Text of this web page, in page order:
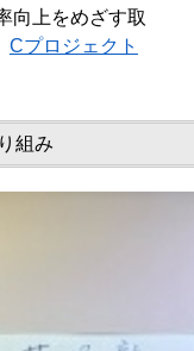
向上をめざす取
Cプロジェクト
組み